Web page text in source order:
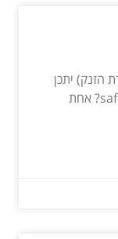
הזנק) יתכן
והסכם כזה יכול לסייע לכם. מהו הסכם safe? אחת